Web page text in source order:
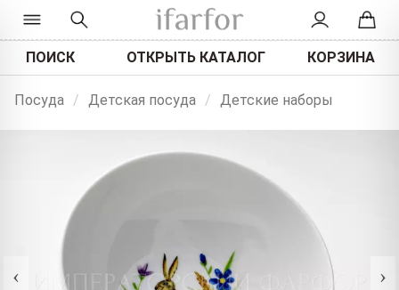
ПОИСК ОТКРЫТЬ КАТАЛОГ КОРЗИНА
Посуда / Детская посуда / Детские наборы
‹ ›